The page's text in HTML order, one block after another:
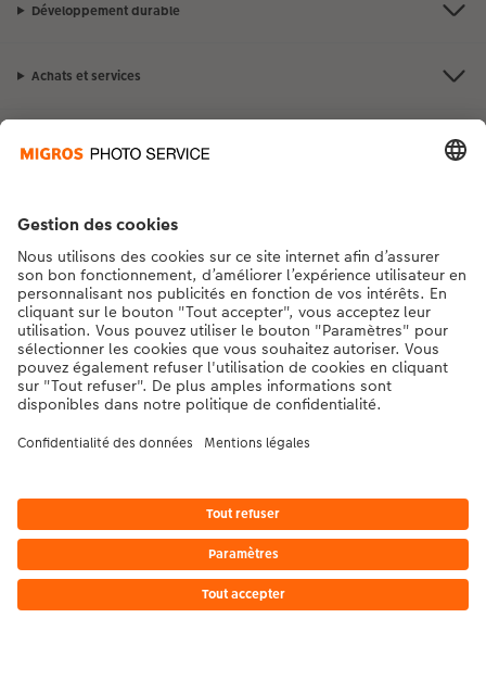
Développement durable
Achats et services
La Migros
Si vous avez des questions concernant nos produits ou votre commande,
n'hésitez pas à nous contacter du lundi au dimanche, de 9h00 à 20h00
(hors jours fériés), au numéro de téléphone 043 5500 295• 7j/7 • de 9h à
20h
* Les prix s’entendent TVA comprise, frais de traitement et/ou d’envoi en sus,
conformément aux
Le produit présenté a éventuellement un prix plus élevé.
|Conditions générales|Protection des données|Mentions légales